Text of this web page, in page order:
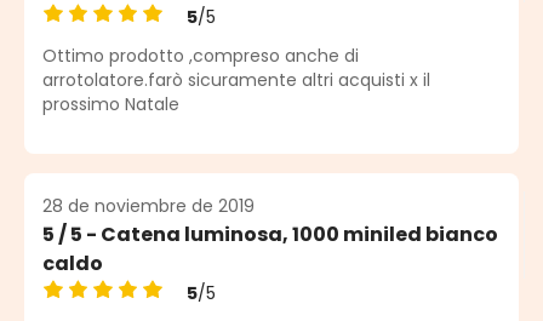
Calificación promedio de 5 de 5 estrellas
5/5
Ottimo prodotto ,compreso anche di
arrotolatore.farò sicuramente altri acquisti x il
prossimo Natale
28 de noviembre de 2019
5 / 5 - Catena luminosa, 1000 miniled bianco
caldo
5/5